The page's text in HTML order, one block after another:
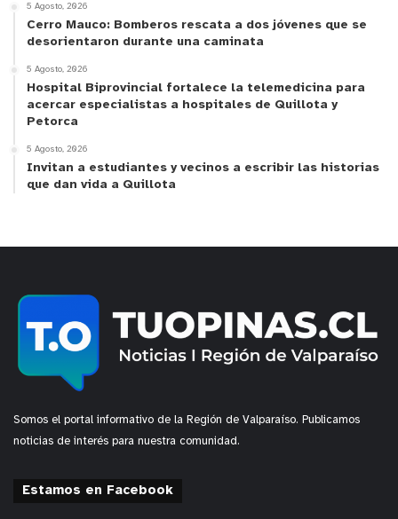
ya se vislumbra a corto plazo el traspaso oficial de
una parte del terreno donde está ubicada la capilla
Alberto Hurtado, para que nosotros por fin
tengamos la anhelada sede para nuestra junta de
vecinos del sector alto”.
y tú, ¿qué opinas?
5 Agosto, 2026
Cerro Mauco: Bomberos rescata a dos jóvenes que se
desorientaron durante una caminata
5 Agosto, 2026
Hospital Biprovincial fortalece la telemedicina para
acercar especialistas a hospitales de Quillota y
Petorca
5 Agosto, 2026
Invitan a estudiantes y vecinos a escribir las historias
que dan vida a Quillota
Somos el portal informativo de la Región de Valparaíso. Publicamos
noticias de interés para nuestra comunidad.
Estamos en Facebook